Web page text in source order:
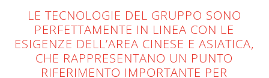
LE TECNOLOGIE DEL GRUPPO SONO
PERFETTAMENTE IN LINEA CON LE
ESIGENZE DELL’AREA CINESE E ASIATICA,
CHE RAPPRESENTANO UN PUNTO
RIFERIMENTO IMPORTANTE PER